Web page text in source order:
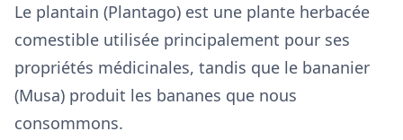
Le plantain (Plantago) est une plante herbacée
comestible utilisée principalement pour ses
propriétés médicinales, tandis que le bananier
(Musa) produit les bananes que nous
consommons.